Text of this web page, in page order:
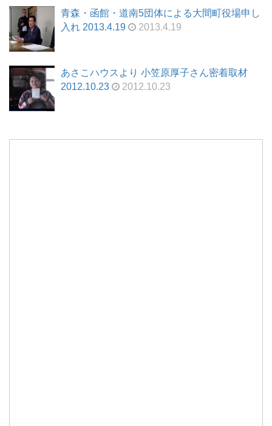
青森・函館・道南5団体による大間町役場申し
入れ 2013.4.19
2013.4.19
あさこハウスより 小笠原厚子さん密着取材
2012.10.23
2012.10.23